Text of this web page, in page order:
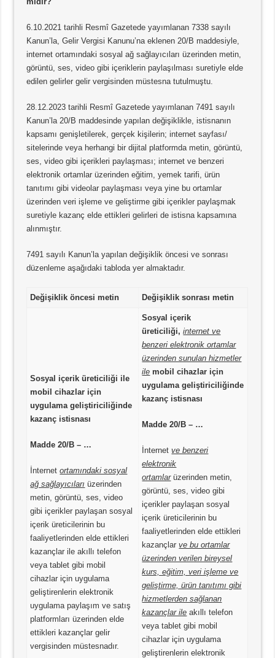
6.10.2021 tarihli Resmî Gazetede yayımlanan 7338 sayılı
Kanun’la, Gelir Vergisi Kanunu’na eklenen 20/B maddesiyle,
internet ortamındaki sosyal ağ sağlayıcıları üzerinden metin,
görüntü, ses, video gibi içeriklerin paylaşılması suretiyle elde
edilen gelirler gelir vergisinden müstesna tutulmuştu.
28.12.2023 tarihli Resmî Gazetede yayımlanan 7491 sayılı
Kanun’la 20/B maddesinde yapılan değişiklikle, istisnanın
kapsamı genişletilerek, gerçek kişilerin; internet sayfası/
sitelerinde veya herhangi bir dijital platformda metin, görüntü,
ses, video gibi içerikleri paylaşması; internet ve benzeri
elektronik ortamlar üzerinden eğitim, yemek tarifi, ürün
tanıtımı gibi videolar paylaşması veya yine bu ortamlar
üzerinden veri işleme ve geliştirme gibi içerikler paylaşmak
suretiyle kazanç elde ettikleri gelirleri de istisna kapsamına
alınmıştır.
7491 sayılı Kanun’la yapılan değişiklik öncesi ve sonrası
düzenleme aşağıdaki tabloda yer almaktadır.
Değişiklik öncesi metin Değişiklik sonrası metin
Sosyal içerik üreticiliği ile
mobil cihazlar için
uygulama geliştiriciliğinde
kazanç istisnası
Madde 20/B – …
İnternetortamındaki sosyal
ağ sağlayıcıları üzerinden
metin, görüntü, ses, video
gibi içerikler paylaşan sosyal
içerik üreticilerinin bu
faaliyetlerinden elde ettikleri
kazançlar ile akıllı telefon
veya tablet gibi mobil
cihazlar için uygulama
geliştirenlerin elektronik
uygulama paylaşım ve satış
platformları üzerinden elde
ettikleri kazançlar gelir
vergisinden müstesnadır.
Sosyal içerik
üreticiliği,internet ve
benzeri elektronik ortamlar
üzerinden sunulan hizmetler
ile mobil cihazlar için
uygulama geliştiriciliğinde
kazanç istisnası
Madde 20/B – …
İnternetve benzeri
elektronik
ortamlarüzerinden metin,
görüntü, ses, video gibi
içerikler paylaşan sosyal
içerik üreticilerinin bu
faaliyetlerinden elde ettikleri
kazançlarve bu ortamlar
üzerinden verilen bireysel
kurs, eğitim, veri işleme ve
geliştirme, ürün tanıtımı gibi
hizmetlerden sağlanan
kazançlar ile akıllı telefon
veya tablet gibi mobil
cihazlar için uygulama
geliştirenlerin elektronik